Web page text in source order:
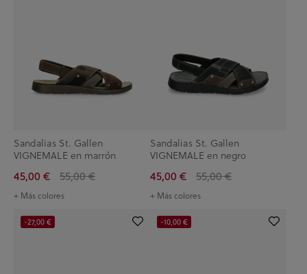
Sandalias St. Gallen
VIGNEMALE en marrón
45,00 € 55,00 €
+ Más colores
Sandalias St. Gallen
VIGNEMALE en negro
45,00 € 55,00 €
+ Más colores
-27,00 € -10,00 €